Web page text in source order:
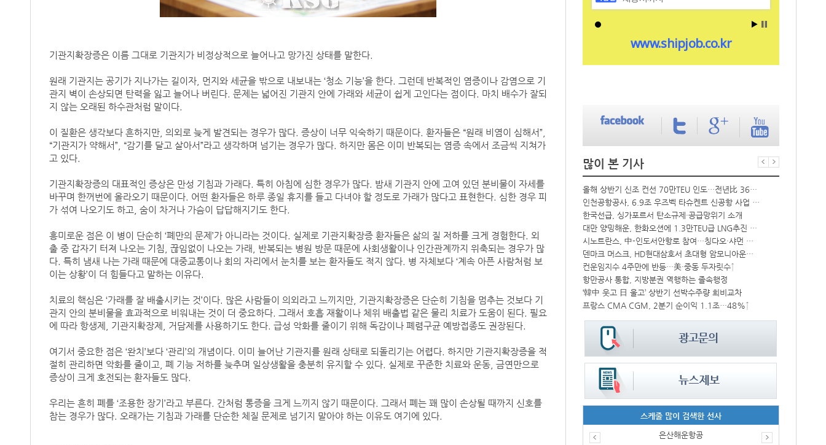
기관지확장증은 이름 그대로 기관지가 비정상적으로 늘어나고 망가진 상태를 말한다.
원래 기관지는 공기가 지나가는 길이자, 먼지와 세균을 밖으로 내보내는 ‘청소 기능’을 한다. 그런데 반복적인 염증이나 감염으로 기
관지 벽이 손상되면 탄력을 잃고 늘어나 버린다. 문제는 넓어진 기관지 안에 가래와 세균이 쉽게 고인다는 점이다. 마치 배수가 잘되
지 않는 오래된 하수관처럼 말이다.
이 질환은 생각보다 흔하지만, 의외로 늦게 발견되는 경우가 많다. 증상이 너무 익숙하기 때문이다. 환자들은 “원래 비염이 심해서”,
“기관지가 약해서”, “감기를 달고 살아서”라고 생각하며 넘기는 경우가 많다. 하지만 몸은 이미 반복되는 염증 속에서 조금씩 지쳐가
고 있다.
기관지확장증의 대표적인 증상은 만성 기침과 가래다. 특히 아침에 심한 경우가 많다. 밤새 기관지 안에 고여 있던 분비물이 자세를
바꾸며 한꺼번에 올라오기 때문이다. 어떤 환자들은 하루 종일 휴지를 들고 다녀야 할 정도로 가래가 많다고 표현한다. 심한 경우 피
가 섞여 나오기도 하고, 숨이 차거나 가슴이 답답해지기도 한다.
흥미로운 점은 이 병이 단순히 ‘폐만의 문제’가 아니라는 것이다. 실제로 기관지확장증 환자들은 삶의 질 저하를 크게 경험한다. 외
출 중 갑자기 터져 나오는 기침, 끊임없이 나오는 가래, 반복되는 병원 방문 때문에 사회생활이나 인간관계까지 위축되는 경우가 많
다. 특히 냄새 나는 가래 때문에 대중교통이나 회의 자리에서 눈치를 보는 환자들도 적지 않다. 병 자체보다 ‘계속 아픈 사람처럼 보
이는 상황’이 더 힘들다고 말하는 이유다.
치료의 핵심은 ‘가래를 잘 배출시키는 것’이다. 많은 사람들이 의외라고 느끼지만, 기관지확장증은 단순히 기침을 멈추는 것보다 기
관지 안의 분비물을 효과적으로 비워내는 것이 더 중요하다. 그래서 호흡 재활이나 체위 배출법 같은 물리 치료가 도움이 된다. 필요
에 따라 항생제, 기관지확장제, 거담제를 사용하기도 한다. 급성 악화를 줄이기 위해 독감이나 폐렴구균 예방접종도 권장된다.
여기서 중요한 점은 ‘완치’보다 ‘관리’의 개념이다. 이미 늘어난 기관지를 원래 상태로 되돌리기는 어렵다. 하지만 기관지확장증을 적
절히 관리하면 악화를 줄이고, 폐 기능 저하를 늦추며 일상생활을 충분히 유지할 수 있다. 실제로 꾸준한 치료와 운동, 금연만으로
증상이 크게 호전되는 환자들도 많다.
우리는 흔히 폐를 ‘조용한 장기’라고 부른다. 간처럼 통증을 크게 느끼지 않기 때문이다. 그래서 폐는 꽤 많이 손상될 때까지 신호를
참는 경우가 많다. 오래가는 기침과 가래를 단순한 체질 문제로 넘기지 말아야 하는 이유도 여기에 있다.
많이 본 기사
인사/ 해양수산부
페덱스, 광저우-시드니 직항 화물노선 개설
올해 상반기 신조 컨선 70만TEU 인도…전년比 36% 감소
인천공항공사, 6.9조 우즈벡 타슈켄트 신공항 사업 참여
한국선급, 싱가포르서 탄소규제·공급망위기 소개
대만 양밍해운, 한화오션에 1.3만TEU급 LNG추진 컨선 6척 발주
시노트란스, 中-인도서안항로 참여…칭다오·샤먼 직항
덴마크 머스크, HD현대삼호서 초대형 암모니아운반선 인도받아
컨운임지수 4주만에 반등…美·중동 두자릿수↑
항만공사 통합, 지방분권 역행하는 졸속행정
‘韓中 웃고 日 울고’ 상반기 선박수주량 희비교차
프랑스 CMA CGM, 2분기 순이익 1.1조…48%↑
스케줄 많이 검색한 선사
은산해운항공